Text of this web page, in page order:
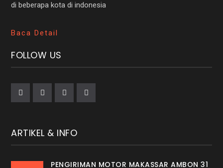
di beberapa kota di indonesia
Baca Detail
FOLLOW US
ARTIKEL & INFO
PENGIRIMAN MOTOR MAKASSAR AMBON 31